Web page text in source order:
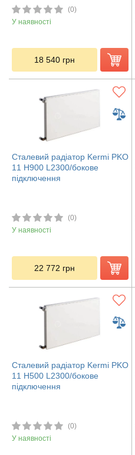
(0)
У наявності
18 540 грн
Сталевий радіатор Kermi PKO
11 H900 L2300/бокове
підключення
(0)
У наявності
22 772 грн
Сталевий радіатор Kermi PKO
11 H500 L2300/бокове
підключення
(0)
У наявності